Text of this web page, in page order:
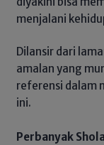
menjalani
Dilansir dari
amalan yang
referensi dalam
ini.
Perbanyak